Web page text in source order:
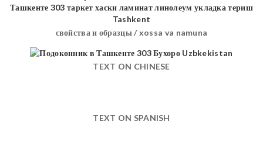
свойства и образцы / xossa va namuna
TEXT ON CHINESE
TEXT ON SPANISH